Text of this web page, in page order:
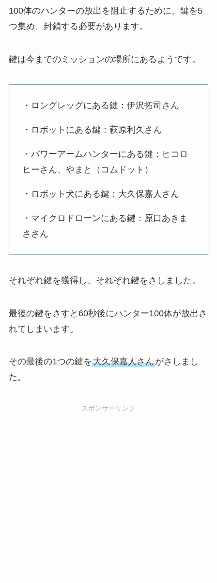
100体のハンターの放出を阻止するために、鍵を5
つ集め、封鎖する必要があります。
鍵は今までのミッションの場所にあるようです。
・ロングレッグにある鍵：伊沢拓司さん
・ロボットにある鍵：萩原利久さん
・パワーアームハンターにある鍵：ヒコロ
ヒーさん、やまと（コムドット）
・ロボット犬にある鍵：大久保嘉人さん
・マイクロドローンにある鍵：原口あきま
ささん
それぞれ鍵を獲得し、それぞれ鍵をさしました。
最後の鍵をさすと60秒後にハンター100体が放出さ
れてしまいます。
その最後の1つの鍵を大久保嘉人さんがさしまし
た。
スポンサーリンク